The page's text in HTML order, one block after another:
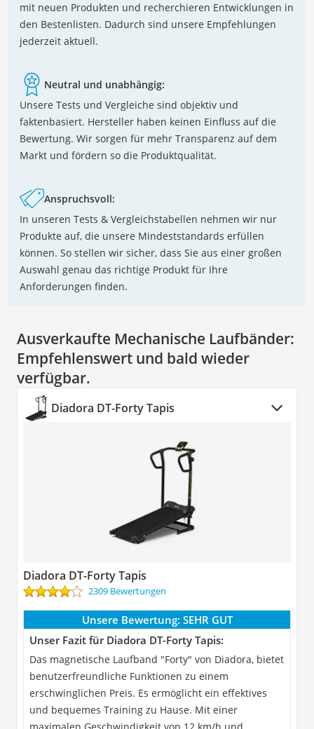
mit neuen Produkten und recherchieren Entwicklungen in
den Bestenlisten. Dadurch sind unsere Empfehlungen
jederzeit aktuell.
Neutral und unabhängig:
Unsere Tests und Vergleiche sind objektiv und
faktenbasiert. Hersteller haben keinen Einfluss auf die
Bewertung. Wir sorgen für mehr Transparenz auf dem
Markt und fördern so die Produktqualität.
Anspruchsvoll:
In unseren Tests & Vergleichstabellen nehmen wir nur
Produkte auf, die unsere Mindeststandards erfüllen
können. So stellen wir sicher, dass Sie aus einer großen
Auswahl genau das richtige Produkt für Ihre
Anforderungen finden.
Ausverkaufte Mechanische Laufbänder:
Empfehlenswert und bald wieder
verfügbar.
Diadora DT-Forty Tapis
Diadora DT-Forty Tapis
2309 Bewertungen
Unsere Bewertung: SEHR GUT
Unser Fazit für Diadora DT-Forty Tapis:
Das magnetische Laufband "Forty" von Diadora, bietet
benutzerfreundliche Funktionen zu einem
erschwinglichen Preis. Es ermöglicht ein effektives
und bequemes Training zu Hause. Mit einer